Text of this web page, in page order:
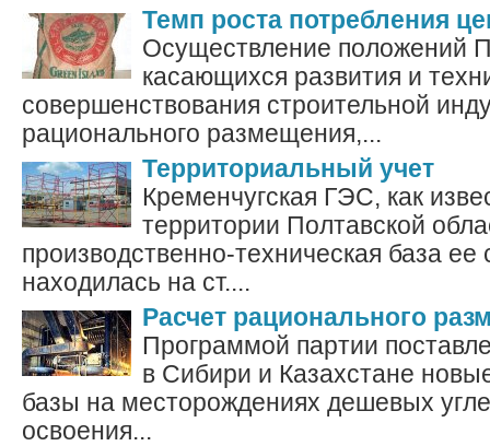
Темп роста потребления
Осуществление положений
касающихся развития и
совершенствования строительной
рационального размещения,...
Территориальный учет
Кременчугская ГЭС, как
территории Полтавской
производственно-техническая база ее
находилась на ст....
Расчет рационального
Программой партии
в Сибири и Казахстане
базы на месторождениях дешевых
освоения...